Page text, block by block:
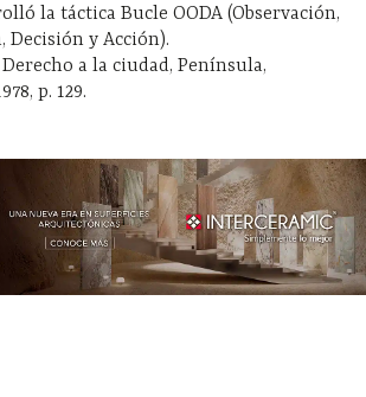
la táctica Bucle OODA (Observación,
Decisión y Acción).
Derecho a la ciudad, Península,
p. 129.